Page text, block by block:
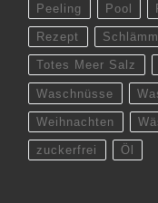
Peeling Pool
Rezept
Totes Meer Salz
Waschnüsse
Weihnachten
zuckerfrei Öl